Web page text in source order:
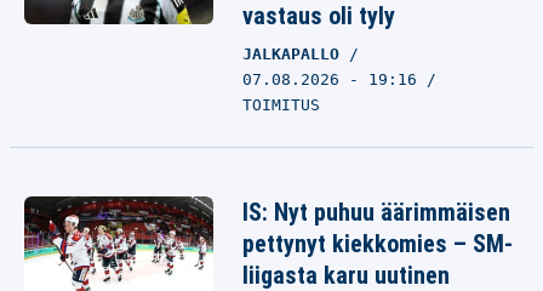
vastaus oli tyly
JALKAPALLO
07.08.2026 - 19:16
TOIMITUS
IS: Nyt puhuu äärimmäisen
pettynyt kiekkomies – SM-
liigasta karu uutinen